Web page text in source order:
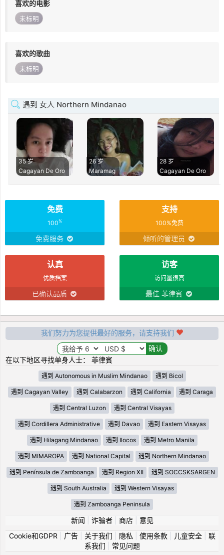
喜欢的电影
未标明
喜欢的歌曲
未标明
遇到 女人 Northern Mindanao
35 岁
Cagayan De Oro
26 岁
Maramag
28 岁
Cagayan De Oro
免费
100%
免费服务
支持
100%免费
倾听的管理员
认真
优质档案
已确认品质
访客
访问量很高
最佳 菲律賓
我们努力为您提供最好的服务，请支持我们
在以下地区寻找单身人士： 菲律賓
遇到 Autonomous in Muslim Mindanao 遇到 Bicol
遇到 Cagayan Valley 遇到 Calabarzon 遇到 California 遇到 Caraga
遇到 Central Luzon 遇到 Central Visayas
遇到 Cordillera Administrative 遇到 Davao 遇到 Eastern Visayas
遇到 Hilagang Mindanao 遇到 Ilocos 遇到 Metro Manila
遇到 MIMAROPA 遇到 National Capital 遇到 Northern Mindanao
遇到 Península de Zamboanga 遇到 Region XII 遇到 SOCCSKSARGEN
遇到 South Australia 遇到 Western Visayas
遇到 Zamboanga Peninsula
新闻 诈骗者| 商店| 意见
Cookie和GDPR
广告| 关于我们 隐私 使用条款| 儿童安全| 联
系我们
常见问题